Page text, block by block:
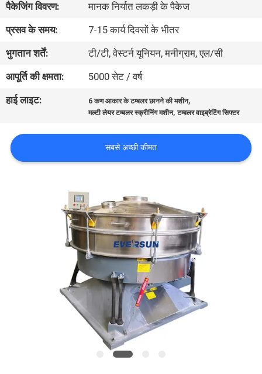
कारखाना
भ्रमण
गुणवत्ता
नियंत्रण
करें
पैकेजिंग विवरण:
मानक निर्यात लकड़ी के पैकेज
प्रसव के समय:
7-15 कार्य दिवसों के भीतर
भुगतान शर्तें:
टी/टी, वेस्टर्न यूनियन, मनीग्राम, एल/सी
आपूर्ति की क्षमता:
5000 सेट / वर्ष
हाई लाइट:
6 कण आकार के टम्बलर छानने की मशीन,
मल्टी लेयर टम्बलर स्क्रीनिंग मशीन,टम्बलर वाइब्रेटिंग सिफ्टर
सबसे अच्छी कीमत